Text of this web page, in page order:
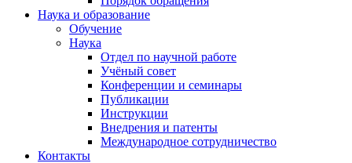
Наука и образование
Обучение
Наука
Отдел по научной работе
Учёный совет
Конференции и семинары
Публикации
Инструкции
Внедрения и патенты
Международное сотрудничество
Контакты